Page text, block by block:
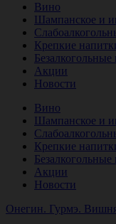
Вино
Шампанское и
Крепкие
Безалкогольные
Акции
Новости
Вино
Шампанское и
Крепкие
Безалкогольные
Акции
Новости
Онегин. Гурмэ.